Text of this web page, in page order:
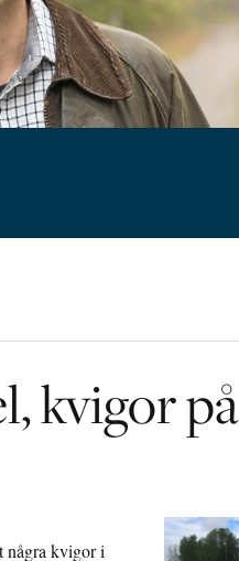
kvigor på
några kvigor i